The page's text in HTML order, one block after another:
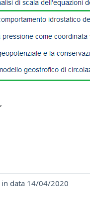
data 14/04/2020